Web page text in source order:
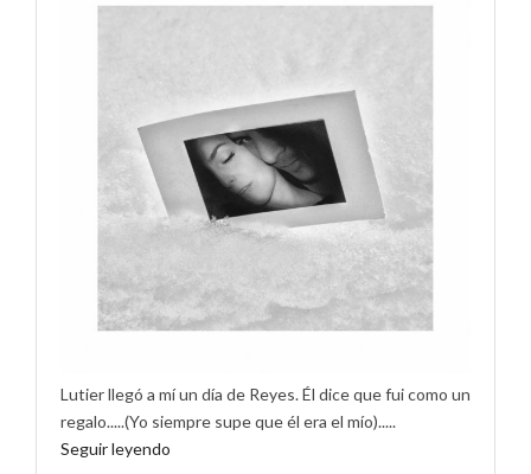
Lutier llegó a mí un día de Reyes. Él dice que fui como un
regalo.....(Yo siempre supe que él era el mío).....
Seguir leyendo